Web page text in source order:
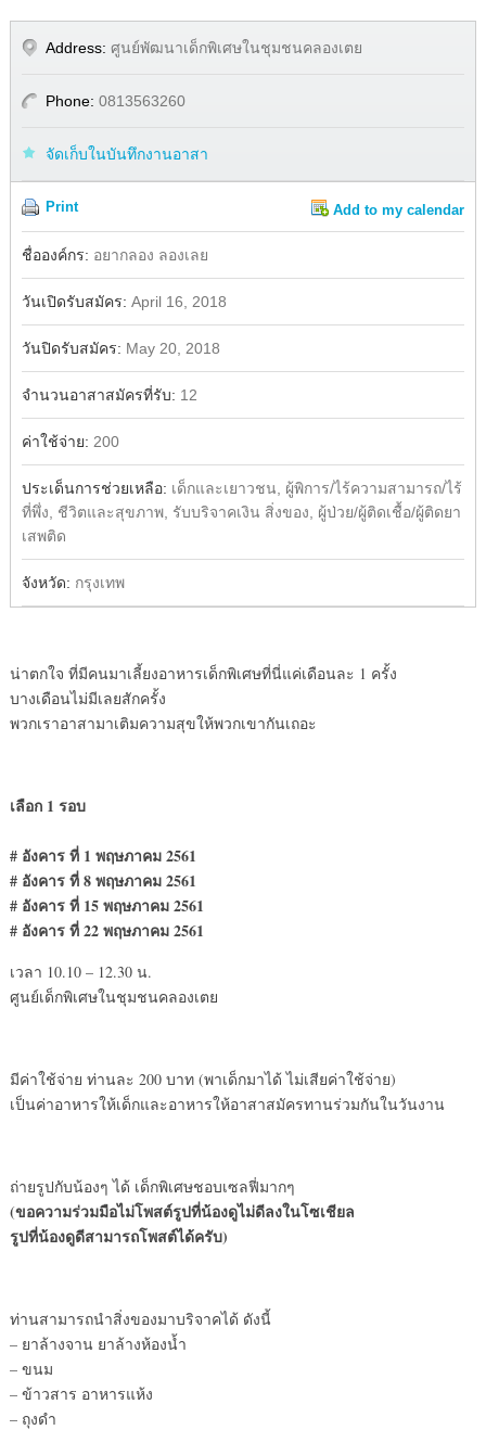
Address: ศูนย์พัฒนาเด็กพิเศษในชุมชนคลองเตย
Phone: 0813563260
จัดเก็บในบันทึกงานอาสา
Print Add to my calendar
Facebook
ชื่อองค์กร: อยากลอง ลองเลย
วันเปิดรับสมัคร: April 16, 2018
วันปิดรับสมัคร: May 20, 2018
จำนวนอาสาสมัครที่รับ: 12
ค่าใช้จ่าย: 200
ประเด็นการช่วยเหลือ: เด็กและเยาวชน, ผู้พิการ/ไร้ความสามารถ/ไร้
ที่พึ่ง, ชีวิตและสุขภาพ, รับบริจาคเงิน สิ่งของ, ผู้ป่วย/ผู้ติดเชื้อ/ผู้ติดยา
เสพติด
จังหวัด: กรุงเทพ
น่าตกใจ ที่มีคนมาเลี้ยงอาหารเด็กพิเศษที่นี่แค่เดือนละ 1 ครั้ง
บางเดือนไม่มีเลยสักครั้ง
พวกเราอาสามาเติมความสุขให้พวกเขากันเถอะ
เลือก 1 รอบ
# อังคาร ที่ 1 พฤษภาคม 2561
# อังคาร ที่ 8 พฤษภาคม 2561
# อังคาร ที่ 15 พฤษภาคม 2561
# อังคาร ที่ 22 พฤษภาคม 2561
เวลา 10.10 – 12.30 น.
ศูนย์เด็กพิเศษในชุมชนคลองเตย
มีค่าใช้จ่าย ท่านละ 200 บาท (พาเด็กมาได้ ไม่เสียค่าใช้จ่าย)
เป็นค่าอาหารให้เด็กและอาหารให้อาสาสมัครทานร่วมกันในวันงาน
ถ่ายรูปกับน้องๆ ได้ เด็กพิเศษชอบเซลฟี่มากๆ
(ขอความร่วมมือไม่โพสต์รูปที่น้องดูไม่ดีลงในโซเชียล
รูปที่น้องดูดีสามารถโพสต์ได้ครับ)
ท่านสามารถนำสิ่งของมาบริจาคได้ ดังนี้
– ยาล้างจาน ยาล้างห้องน้ำ
– ขนม
– ข้าวสาร อาหารแห้ง
– ถุงดำ